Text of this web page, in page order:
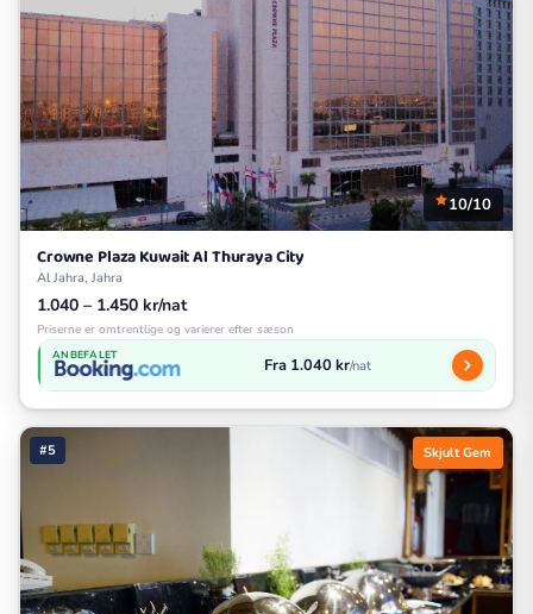
10/10
Crowne Plaza Kuwait Al Thuraya City
Al Jahra, Jahra
1.040 – 1.450 kr/nat
Priserne er omtrentlige og varierer efter sæson
ANBEFALET Fra 1.040 kr/nat
#5 Skjult Gem